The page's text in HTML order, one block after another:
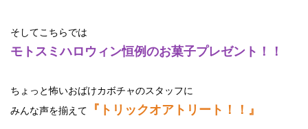
そしてこちらでは
モトスミハロウィン恒例のお菓子プレゼント！！
ちょっと怖いおばけカボチャのスタッフに
みんな声を揃えて
『トリックオアトリート！！』